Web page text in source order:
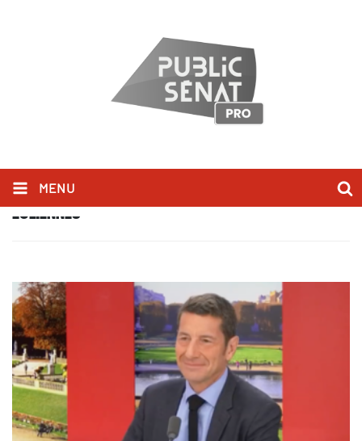
MENU
ÉOLIENNES